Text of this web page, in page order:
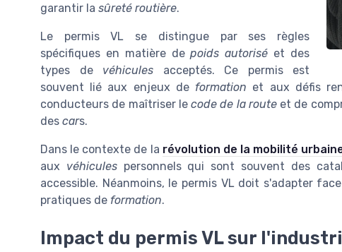
garantir la sûreté routière.
Le permis VL se distingue par ses règles
spécifiques en matière depoids autorisé et des
types de véhicules acceptés. Ce permis est
souvent lié aux enjeux de formation et aux défis
conducteurs de maîtriser lecode de la routeet de
des cars.
Dans le contexte de la révolution de la mobilité
aux véhiculespersonnels qui sont souvent des
accessible. Néanmoins, le permis VL doit s'adapter
pratiques de formation.
Impact du permis VL sur